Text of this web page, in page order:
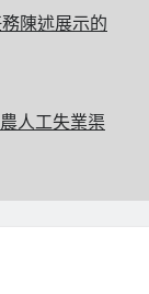
陳述展示的
人工失業渠